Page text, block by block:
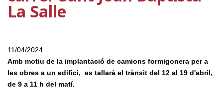
La Salle
11/04/2024
Amb motiu de la implantació de camions formigonera per a
les obres a un edifici, es tallarà el trànsit del 12 al 19 d'abril,
de 9 a 11 h del matí.